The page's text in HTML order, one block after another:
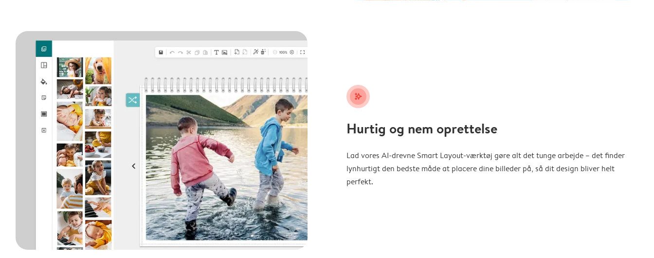
stars_plus
Hurtig og nem oprettelse
Lad vores AI-drevne Smart Layout-værktøj gøre alt det tunge arbejde – det finder
lynhurtigt den bedste måde at placere dine billeder på, så dit design bliver helt
perfekt.